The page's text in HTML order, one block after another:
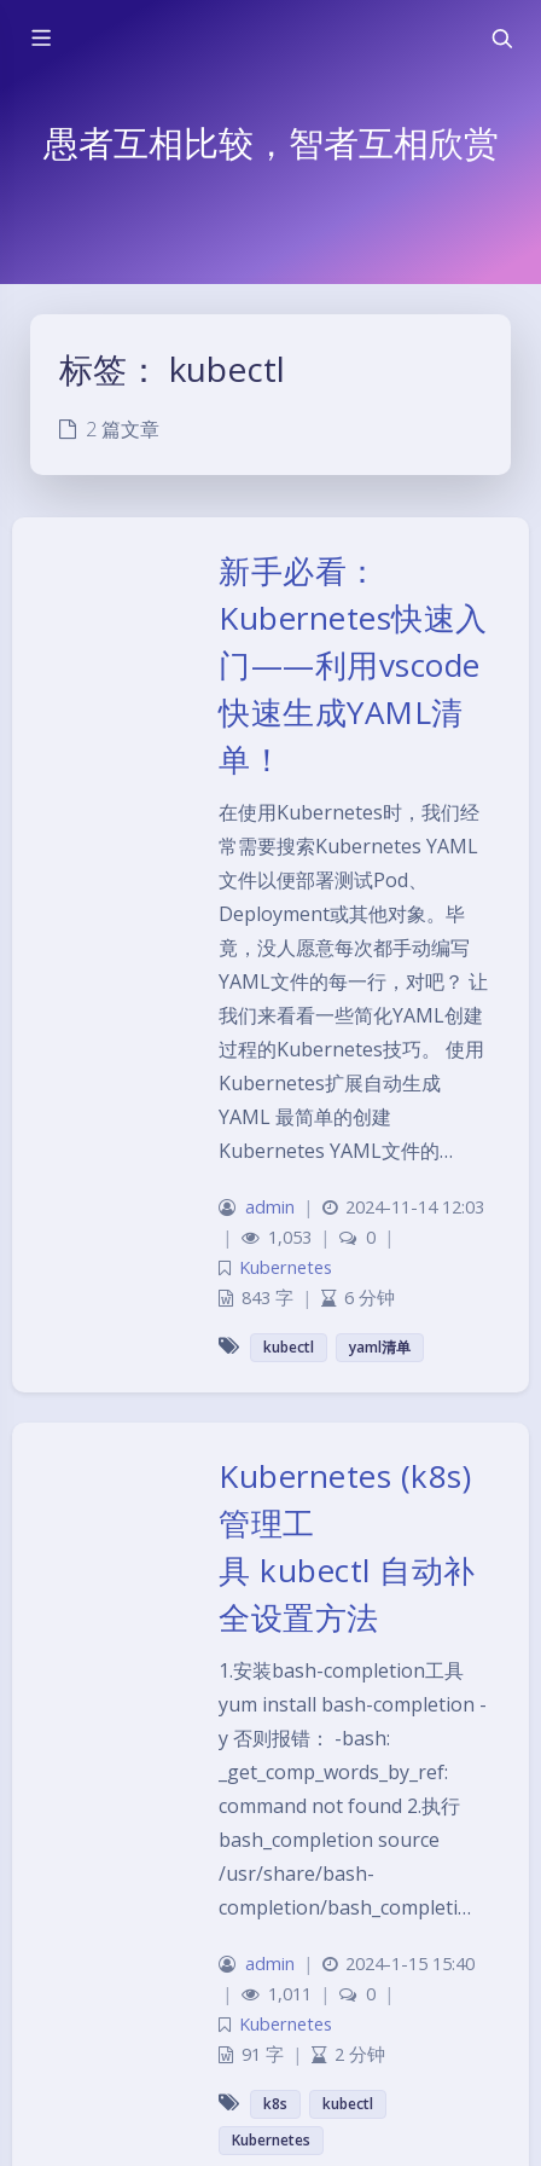
愚者互相比较，智者互相欣赏
标签： kubectl
2 篇文章
新手必看：
Kubernetes快速入
门——利用vscode
快速生成YAML清
单！
在使用Kubernetes时，我们经
常需要搜索Kubernetes YAML
文件以便部署测试Pod、
Deployment或其他对象。毕
竟，没人愿意每次都手动编写
YAML文件的每一行，对吧？ 让
我们来看看一些简化YAML创建
过程的Kubernetes技巧。 使用
Kubernetes扩展自动生成
YAML 最简单的创建
Kubernetes YAML文件的…
admin |
2024-11-14 12:03
|
1,053 | 0 |
Kubernetes
843 字 | 6 分钟
kubectl yaml清单
Kubernetes (k8s)
管理工
具 kubectl 自动补
全设置方法
1.安装bash-completion工具
yum install bash-completion -
y 否则报错： -bash:
_get_comp_words_by_ref:
command not found 2.执行
bash_completion source
/usr/share/bash-
completion/bash_completi…
admin |
2024-1-15 15:40
|
1,011 | 0 |
Kubernetes
91 字 | 2 分钟
k8s
kubectl
Kubernetes